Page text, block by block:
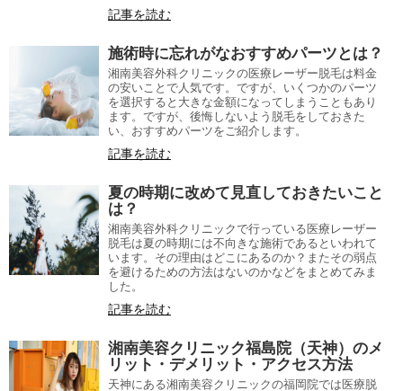
記事を読む
施術時に忘れがなおすすめパーツとは？
湘南美容外科クリニックの医療レーザー脱毛は料金
の安いことで人気です。ですが、いくつかのパーツ
を選択すると大きな金額になってしまうこともあり
ます。ですが、後悔しないよう脱毛をしておきた
い、おすすめパーツをご紹介します。
記事を読む
夏の時期に改めて見直しておきたいこと
は？
湘南美容外科クリニックで行っている医療レーザー
脱毛は夏の時期には不向きな施術であるといわれて
います。その理由はどこにあるのか？またその弱点
を避けるための方法はないのかなどをまとめてみま
した。
記事を読む
湘南美容クリニック福島院（天神）のメ
リット・デメリット・アクセス方法
天神にある湘南美容クリニックの福岡院では医療脱